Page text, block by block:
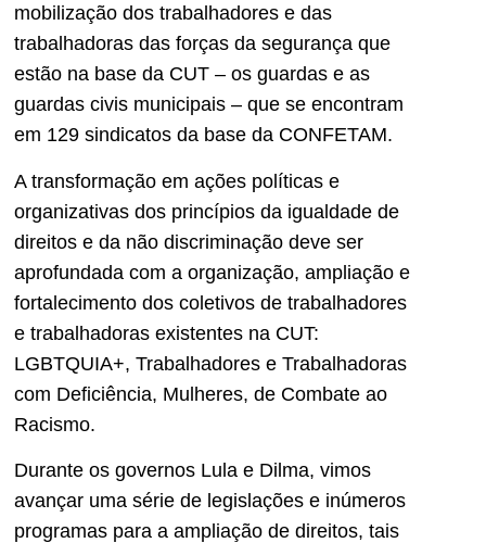
mobilização dos trabalhadores e das
trabalhadoras das forças da segurança que
estão na base da CUT – os guardas e as
guardas civis municipais – que se encontram
em 129 sindicatos da base da CONFETAM.
A transformação em ações políticas e
organizativas dos princípios da igualdade de
direitos e da não discriminação deve ser
aprofundada com a organização, ampliação e
fortalecimento dos coletivos de trabalhadores
e trabalhadoras existentes na CUT:
LGBTQUIA+, Trabalhadores e Trabalhadoras
com Deficiência, Mulheres, de Combate ao
Racismo.
Durante os governos Lula e Dilma, vimos
avançar uma série de legislações e inúmeros
programas para a ampliação de direitos, tais